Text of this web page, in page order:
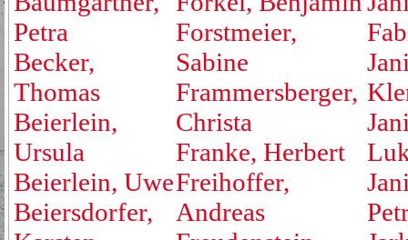
Petra
Becker,
Thomas
Beierlein,
Ursula
Beierlein, Uwe
Beiersdorfer,
Forstmeier,
Sabine
Frammersberger,
Christa
Franke, Herbert
Freihoffer,
Andreas